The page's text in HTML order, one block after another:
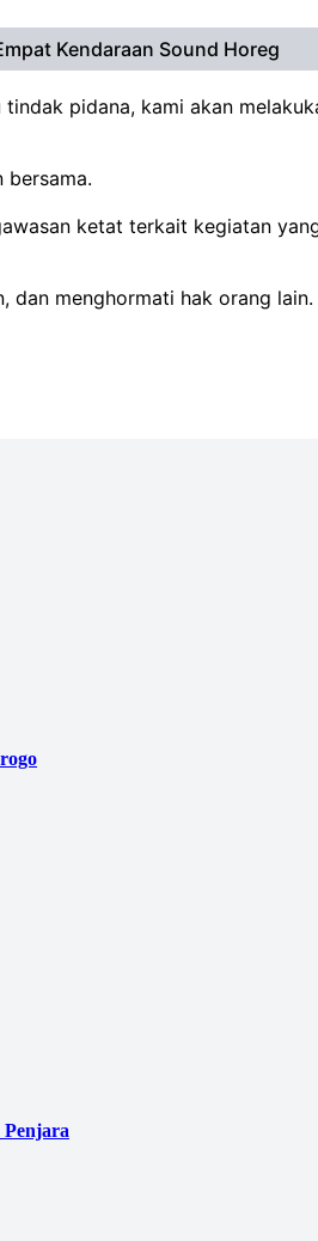
Kendaraan Sound Horeg
pidana, kami akan
bersama.
ketat terkait kegiatan
menghormati hak orang